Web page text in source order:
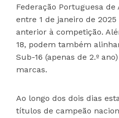
Federação Portuguesa
entre 1 de janeiro de
anterior à competição.
18, podem também
Sub-16 (apenas de 2.º
marcas.
Ao longo dos dois dias
títulos de campeão